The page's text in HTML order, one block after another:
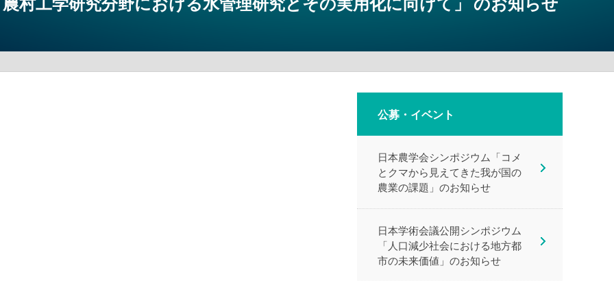
公募・イベント
日本農学会シンポジウム「コメ
とクマから見えてきた我が国の
農業の課題」のお知らせ
日本学術会議公開シンポジウム
「人口減少社会における地方都
市の未来価値」のお知らせ